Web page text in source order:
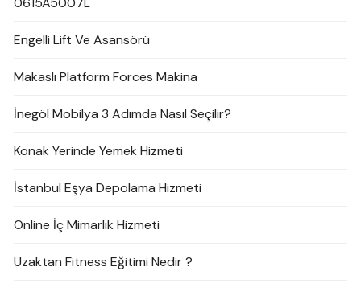
Engelli Lift Ve Asansörü
Makaslı Platform Forces Makina
İnegöl Mobilya 3 Adımda Nasıl Seçilir?
Konak Yerinde Yemek Hizmeti
İstanbul Eşya Depolama Hizmeti
Online İç Mimarlık Hizmeti
Uzaktan Fitness Eğitimi Nedir ?